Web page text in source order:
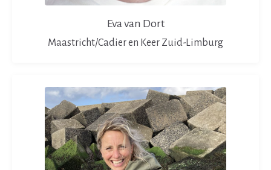
Eva van Dort
Maastricht/Cadier en Keer Zuid-Limburg